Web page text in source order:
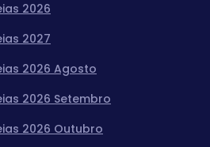
2026
2027
2026 Agosto
2026 Setembro
2026 Outubro